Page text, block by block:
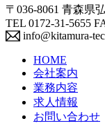
〒036-8061 青森県
TEL 0172-31-5655
info@kitamura-
HOME
会社案内
業務内容
求人情報
お問い合わせ